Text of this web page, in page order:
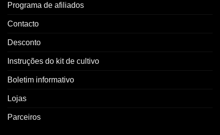
Programa de afiliados
Contacto
Desconto
Instruções do kit de cultivo
Boletim informativo
Lojas
Parceiros